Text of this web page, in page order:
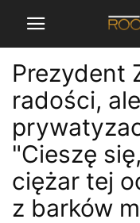
Prezydent
radości,
"Cieszę
ciężar tej
z barków